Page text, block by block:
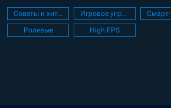
Leniu Games создал потрясающую игру, в
которой пользователи могут изучать
огромный вымышленный мир,
Советы и хитрости Игровое управление
Ролевые
High FPS